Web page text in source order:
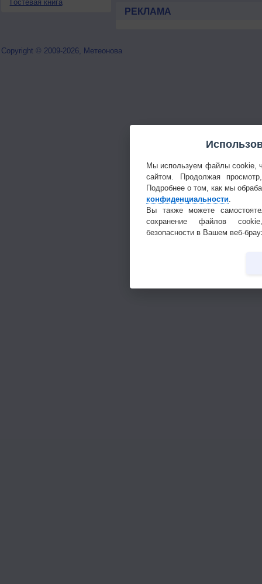
Гостевая книга
РЕКЛАМА
Copyright © 2009-2026, Метеонова
Мы используем файлы cookie,
сайтом. Продолжая
Подробнее о том, как мы
конфиденциальности
Вы также можете
сохранение файлов
безопасности в Вашем веб-